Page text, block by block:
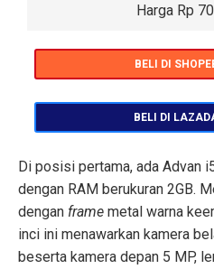
Harga Rp
BELI DI
BELI DI
Di posisi pertama, ada Advan
dengan RAM berukuran 2GB.
dengan frame metal warna
inci ini menawarkan kamera
beserta kamera depan 5 MP,